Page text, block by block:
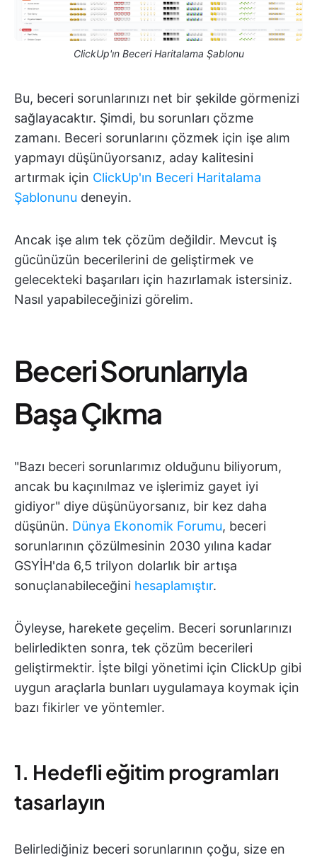
ClickUp'ın Beceri Haritalama Şablonu
Bu, beceri sorunlarınızı net bir şekilde görmenizi
sağlayacaktır. Şimdi, bu sorunları çözme
zamanı. Beceri sorunlarını çözmek için işe alım
yapmayı düşünüyorsanız, aday kalitesini
artırmak için ClickUp'ın Beceri Haritalama
Şablonunu deneyin.
Ancak işe alım tek çözüm değildir. Mevcut iş
gücünüzün becerilerini de geliştirmek ve
gelecekteki başarıları için hazırlamak istersiniz.
Nasıl yapabileceğinizi görelim.
Beceri Sorunlarıyla
Başa Çıkma
"Bazı beceri sorunlarımız olduğunu biliyorum,
ancak bu kaçınılmaz ve işlerimiz gayet iyi
gidiyor" diye düşünüyorsanız, bir kez daha
düşünün. Dünya Ekonomik Forumu, beceri
sorunlarının çözülmesinin 2030 yılına kadar
GSYİH'da 6,5 trilyon dolarlık bir artışa
sonuçlanabileceğini hesaplamıştır.
Öyleyse, harekete geçelim. Beceri sorunlarınızı
belirledikten sonra, tek çözüm becerileri
geliştirmektir. İşte bilgi yönetimi için ClickUp gibi
uygun araçlarla bunları uygulamaya koymak için
bazı fikirler ve yöntemler.
1. Hedefli eğitim programları
tasarlayın
Belirlediğiniz beceri sorunlarının çoğu, size en